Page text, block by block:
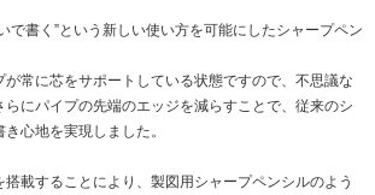
で書く”という新しい使い方を可能にしたシャープペン
常に芯をサポートしている状態ですので、不思議な
にパイプの先端のエッジを減らすことで、従来のシ
心地を実現しました。
搭載することにより、製図用シャープペンシルのよう